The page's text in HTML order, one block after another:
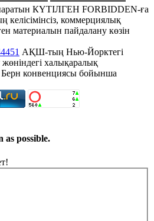
КҮТІЛГЕН FORBIDDEN-ға
келісімінсіз, коммерциялық
материалын пайдалану көзін
АҚШ-тың Нью-Йорктегі
халықаралық
Берн конвенциясы бойынша
as possible.